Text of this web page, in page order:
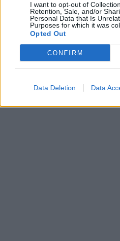
I want to opt-out of
Retention, Sale, and/or
Personal Data that Is
Purposes for which it was
Opted Out
CONFIRM
Data Deletion Data